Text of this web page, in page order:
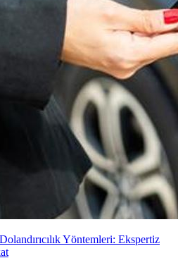
Yöntemleri: Ekspertiz